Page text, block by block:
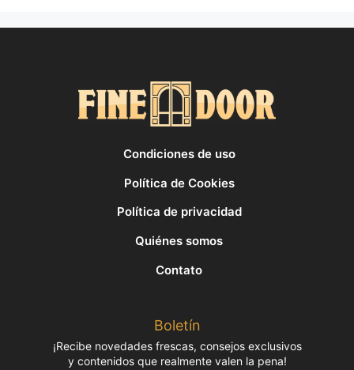
Condiciones de uso
Política de Cookies
Política de privacidad
Quiénes somos
Contato
Boletín
¡Recibe novedades frescas, consejos exclusivos
y contenidos que realmente valen la pena!